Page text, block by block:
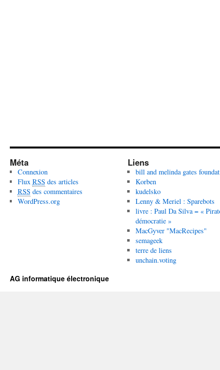
Méta
Connexion
Flux RSS des articles
RSS des commentaires
WordPress.org
Liens
bill and melinda gates
Korben
kudelsko
Lenny & Meriel : Sparebots
livre : Paul Da Silva = «
démocratie »
MacGyver "MacRecipes"
semageek
terre de liens
unchain.voting
AG informatique électronique